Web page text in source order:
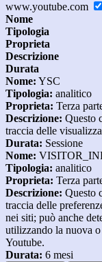
www.youtube.com
Nome
Tipologia
Proprieta
Descrizione
Durata
Nome: YSC
Tipologia: analitico
Proprieta: Terza
Descrizione: Questo
traccia delle
Durata: Sessione
Nome:
Tipologia: analitico
Proprieta: Terza
Descrizione: Questo
traccia delle
nei siti; può anche
utilizzando la nuova
Youtube.
Durata: 6 mesi